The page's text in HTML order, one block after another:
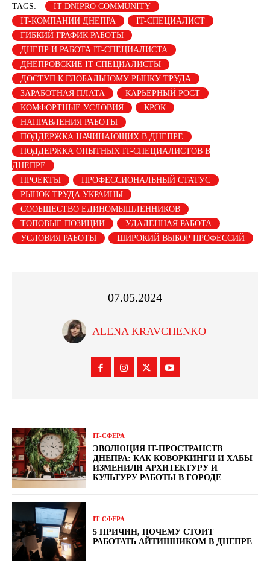
TAGS:
IT DNIPRO COMMUNITY
IT-КОМПАНИИ ДНЕПРА
IT-СПЕЦИАЛИСТ
ГИБКИЙ ГРАФИК РАБОТЫ
ДНЕПР И РАБОТА IT-СПЕЦИАЛИСТА
ДНЕПРОВСКИЕ IT-СПЕЦИАЛИСТЫ
ДОСТУП К ГЛОБАЛЬНОМУ РЫНКУ ТРУДА
ЗАРАБОТНАЯ ПЛАТА
КАРЬЕРНЫЙ РОСТ
КОМФОРТНЫЕ УСЛОВИЯ
КРОК
НАПРАВЛЕНИЯ РАБОТЫ
ПОДДЕРЖКА НАЧИНАЮЩИХ В ДНЕПРЕ
ПОДДЕРЖКА ОПЫТНЫХ IT-СПЕЦИАЛИСТОВ В
ДНЕПРЕ
ПРОЕКТЫ
ПРОФЕССИОНАЛЬНЫЙ СТАТУС
РЫНОК ТРУДА УКРАИНЫ
СООБЩЕСТВО ЕДИНОМЫШЛЕННИКОВ
ТОПОВЫЕ ПОЗИЦИИ
УДАЛЕННАЯ РАБОТА
УСЛОВИЯ РАБОТЫ
ШИРОКИЙ ВЫБОР ПРОФЕССИЙ
07.05.2024
ALENA KRAVCHENKO
ІТ-СФЕРА
ЭВОЛЮЦИЯ IT-ПРОСТРАНСТВ
ДНЕПРА: КАК КОВОРКИНГИ И ХАБЫ
ИЗМЕНИЛИ АРХИТЕКТУРУ И
КУЛЬТУРУ РАБОТЫ В ГОРОДЕ
ІТ-СФЕРА
5 ПРИЧИН, ПОЧЕМУ СТОИТ
РАБОТАТЬ АЙТИШНИКОМ В ДНЕПРЕ